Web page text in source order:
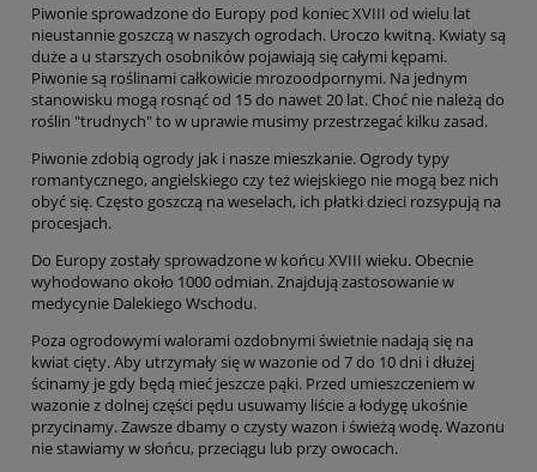
Piwonie sprowadzone do Europy pod koniec XVIII od wielu lat
nieustannie goszczą w naszych ogrodach. Uroczo kwitną. Kwiaty są
duże a u starszych osobników pojawiają się całymi kępami.
Piwonie są roślinami całkowicie mrozoodpornymi. Na jednym
stanowisku mogą rosnąć od 15 do nawet 20 lat. Choć nie należą do
roślin "trudnych" to w uprawie musimy przestrzegać kilku zasad.
Piwonie zdobią ogrody jak i nasze mieszkanie. Ogrody typy
romantycznego, angielskiego czy też wiejskiego nie mogą bez nich
obyć się. Często goszczą na weselach, ich płatki dzieci rozsypują na
procesjach.
Do Europy zostały sprowadzone w końcu XVIII wieku. Obecnie
wyhodowano około 1000 odmian. Znajdują zastosowanie w
medycynie Dalekiego Wschodu.
Poza ogrodowymi walorami ozdobnymi świetnie nadają się na
kwiat cięty. Aby utrzymały się w wazonie od 7 do 10 dni i dłużej
ścinamy je gdy będą mieć jeszcze pąki. Przed umieszczeniem w
wazonie z dolnej części pędu usuwamy liście a łodygę ukośnie
przycinamy. Zawsze dbamy o czysty wazon i świeżą wodę. Wazonu
nie stawiamy w słońcu, przeciągu lub przy owocach.